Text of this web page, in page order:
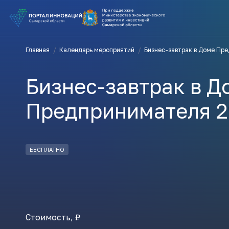
Главная / Календарь мероприятий / Бизнес-завтрак в Доме
Бизнес-завтрак в
Предпринимателя
БЕСПЛАТНО
Стоимость, ₽
ВЫ В
ВАМ СЮДА